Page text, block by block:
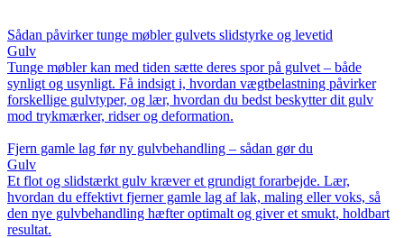
Sådan påvirker tunge møbler gulvets slidstyrke og levetid
Gulv
Tunge møbler kan med tiden sætte deres spor på gulvet – både
synligt og usynligt. Få indsigt i, hvordan vægtbelastning påvirker
forskellige gulvtyper, og lær, hvordan du bedst beskytter dit gulv
mod trykmærker, ridser og deformation.
Fjern gamle lag før ny gulvbehandling – sådan gør du
Gulv
Et flot og slidstærkt gulv kræver et grundigt forarbejde. Lær,
hvordan du effektivt fjerner gamle lag af lak, maling eller voks, så
den nye gulvbehandling hæfter optimalt og giver et smukt, holdbart
resultat.